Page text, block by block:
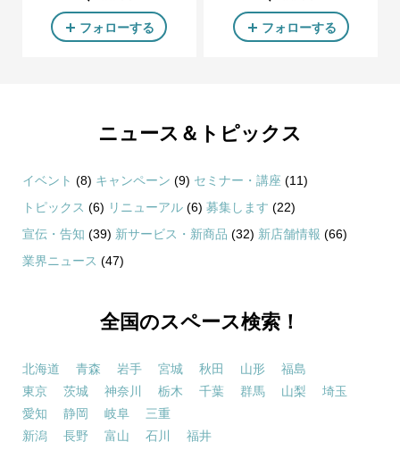
フォローする フォローする
ニュース＆トピックス
イベント (8) キャンペーン (9) セミナー・講座 (11)
トピックス (6) リニューアル(6) 募集します (22)
宣伝・告知 (39) 新サービス・新商品 (32) 新店舗情報 (66)
業界ニュース (47)
全国のスペース検索！
北海道 青森 岩手 宮城 秋田 山形
福島
東京
茨城 神奈川 栃木 千葉 群馬 山梨
埼玉
愛知
静岡 岐阜
三重
新潟
長野 富山 石川
福井